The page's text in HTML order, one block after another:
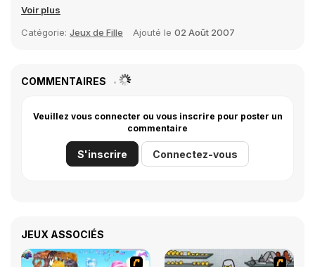
Voir plus
Catégorie: Jeux de Fille Ajouté le 02 Août 2007
COMMENTAIRES
Veuillez vous connecter ou vous inscrire pour poster un
commentaire
S'inscrire Connectez-vous
JEUX ASSOCIÉS